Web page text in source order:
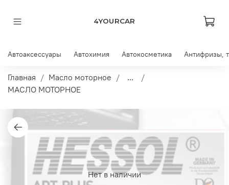
4YOURCAR
Автоаксессуары Автохимия Автокосметика Антифризы,
Главная Масло моторное
...
МАСЛО МОТОРНОЕ
Нет в наличии